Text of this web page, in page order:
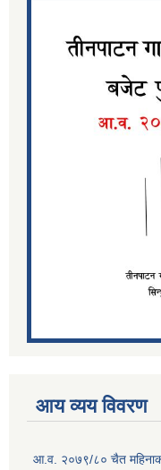
आय व्यय विवरण
आ.व. २०७९/८० चैत